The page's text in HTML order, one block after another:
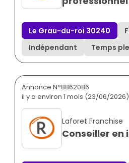
Le Grau-du-roi 30240
Indépendant
Temps
Annonce N°8862086
il y a environ 1 mois (23/06/2026)
Laforet Franchise
Conseiller en